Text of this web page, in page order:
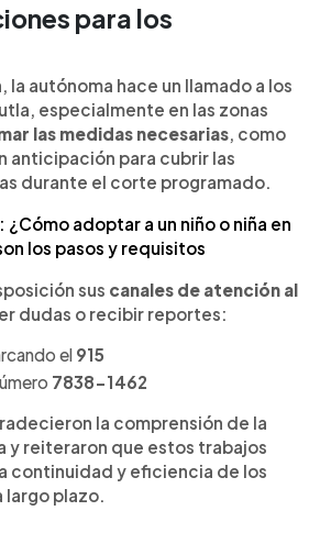
para los
autónoma hace un llamado a los
especialmente en las zonas
las medidas necesarias, como
anticipación para cubrir las
durante el corte programado.
adoptar a un niño o niña en
los pasos y requisitos
sus canales de atención al
dudas o recibir reportes:
el 915
7838-1462
la comprensión de la
y reiteraron que estos trabajos
continuidad y eficiencia de los
largo plazo.